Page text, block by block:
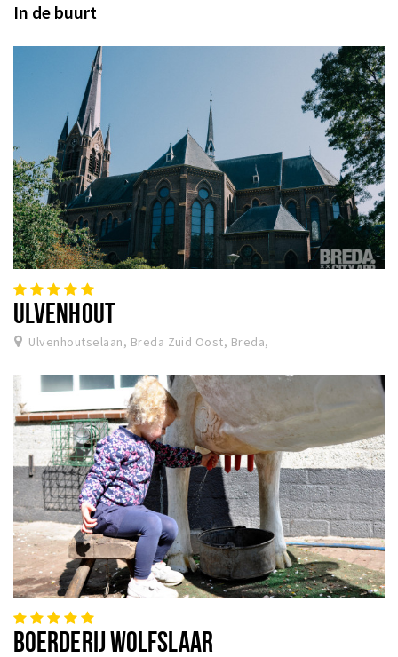
In de buurt
ULVENHOUT
Ulvenhoutselaan, Breda Zuid Oost, Breda,
BOERDERIJ WOLFSLAAR